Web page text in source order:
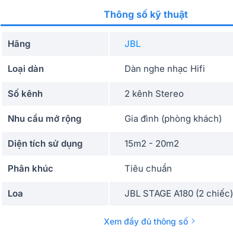
Thông số kỹ thuật
Hãng JBL
Loại dàn Dàn nghe nhạc Hifi
Số kênh 2 kênh Stereo
Nhu cầu mở rộng Gia đình (phòng khách)
Diện tích sử dụng 15m2 - 20m2
Phân khúc Tiêu chuẩn
Loa JBL STAGE A180 (2 chiếc)
Yamaha R N803 (1 chiếc)
Xem đầy đủ thông số